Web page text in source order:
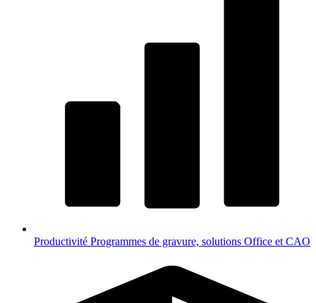
Productivité Programmes de gravure, solutions Office et CAO